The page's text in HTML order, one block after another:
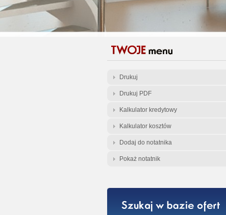
Licencjonowani
Gwarancja
Gratis -
Drukuj
Drukuj PDF
Kalkulator kredytowy
Kalkulator kosztów
Dodaj do notatnika
Pokaż notatnik